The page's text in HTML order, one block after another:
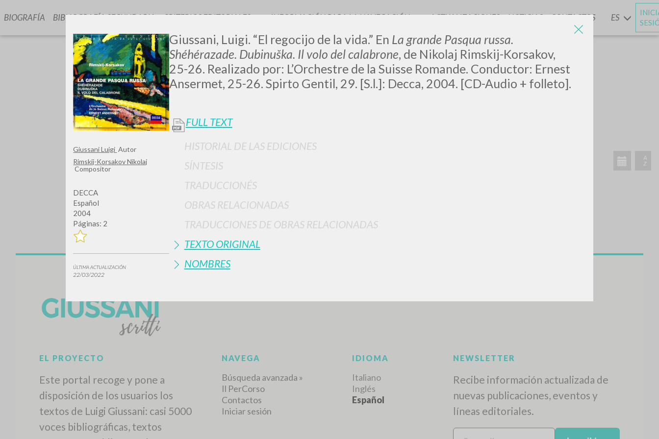
Giussani Luigi Autor
Rimskij-Korsakov Nikolaj
Compositor
DECCA
Español
2004
Páginas: 2
ÚLTIMA ACTUALIZACIÓN
22/03/2022
Giussani, Luigi. “El regocijo de la vida.” En La grande Pasqua russa.
Shéhérazade. Dubinuška. Il volo del calabrone, de Nikolaj Rimskij-Korsakov,
25-26. Realizado por: L’Orchestre de la Suisse Romande. Conductor: Ernest
Ansermet, 25-26. Spirto Gentil, 29. [S.l.]: Decca, 2004. [CD-Audio + folleto].
FULL TEXT
HISTORIAL DE LAS EDICIONES
SÍNTESIS
TRADUCCIONÉS
OBRAS RELACIONADAS
TRADUCCIONES DE OBRAS RELACIONADAS
TEXTO ORIGINAL
NOMBRES
LUIGI
GIUSSANI
BIOGRAFÍA BIBLIOGRAFÍA SECUNDARIA CRITERIOS EDITORIALES INFORMACIÓN PARA LA NAVEGACIÓN ACTUALIZACIONESYNOTICIAS CONTACTOS ES
TIPOLOGÍA IDIOMA AÑO ACTIVIDADES RECIENTES